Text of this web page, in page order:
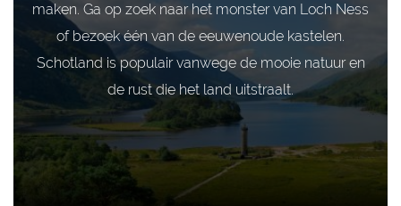
maken. Ga op zoek naar het monster van Loch Ness
of bezoek één van de eeuwenoude kastelen.
Schotland is populair vanwege de mooie natuur en
de rust die het land uitstraalt.